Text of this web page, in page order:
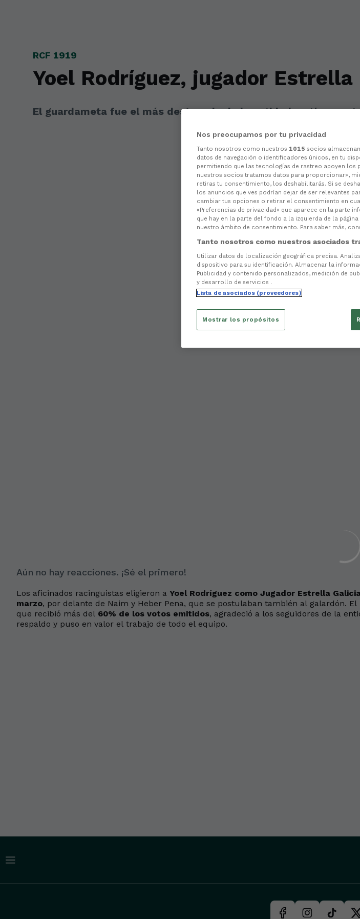
RCF 1919
Yoel Rodríguez, jugador
El guardameta fue el más destacado de la entidad según
Aún no hay reacciones. ¡Sé el primero!
Los aficinados racinguistas eligieron a Yoel Rodríguez como Jugador Estrella
marzo, por delante de Naim y Heber Pena, que se postulaban también al galardón. El
que recibió más del 60% de los votos emitidos, agradeció a los seguidores de la
respaldo y puso en valor el trabajo de todo el equipo.
Nos preocupamos por tu privacidad
Tanto nosotros como nuestros 1015 socios
datos de navegación o identificadores únicos, en tu
permitiendo que las tecnologías de rastreo apoyen los
nuestros socios tratamos datos para proporcionar»,
retiras tu consentimiento, los deshabilitarás. Si se
los anuncios que ves podrían dejar de ser relevantes
cambiar tus opciones o retirar el consentimiento en
«Preferencias de privacidad» que aparece en la parte
que hay en la parte del fondo a la izquierda de la
nuestro ámbito de consentimiento. Para saber más,
Tanto nosotros como nuestros asociados
Utilizar datos de localización geográfica precisa.
dispositivo para su identificación. Almacenar la
Publicidad y contenido personalizados, medición de
y desarrollo de servicios .
Lista de asociados (proveedores)
Mostrar los propósitos